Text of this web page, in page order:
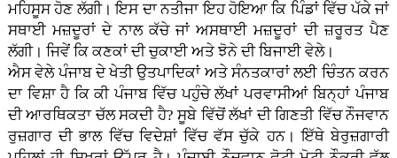
ਮਹਿਸੂਸ ਹੋਣ ਲੱਗੀ। ਇਸ ਦਾ ਨਤੀਜਾ ਇਹ ਹੋਇਆ ਕਿ ਪਿੰਡਾਂ ਵਿੱਚ ਪੱਕੇ ਜਾਂ
ਸਥਾਈ ਮਜ਼ਦੂਰਾਂ ਦੇ ਨਾਲ ਕੱਚੇ ਜਾਂ ਅਸਥਾਈ ਮਜ਼ਦੂਰਾਂ ਦੀ ਜ਼ਰੂਰਤ ਪੈਣ
ਲੱਗੀ। ਜਿਵੇਂ ਕਿ ਕਣਕਾਂ ਦੀ ਚੁਕਾਈ ਅਤੇ ਝੋਨੇ ਦੀ ਬਿਜਾਈ ਵੇਲੇ।
ਐਸ ਵੇਲੇ ਪੰਜਾਬ ਦੇ ਖੇਤੀ ਉਤਪਾਦਿਕਾਂ ਅਤੇ ਸੰਨਤਕਾਰਾਂ ਲਈ ਚਿੰਤਨ ਕਰਨ
ਦਾ ਵਿਸ਼ਾ ਹੈ ਕਿ ਕੀ ਪੰਜਾਬ ਵਿੱਚ ਪਹੁੰਚੇ ਲੱਖਾਂ ਪਰਵਾਸੀਆਂ ਬਿਨ੍ਹਾਂ ਪੰਜਾਬ
ਦੀ ਆਰਥਿਕਤਾ ਚੱਲ ਸਕਦੀ ਹੈ? ਸੂਬੇ ਵਿੱਚੋਂ ਲੱਖਾਂ ਦੀ ਗਿਣਤੀ ਵਿੱਚ ਨੌਜਵਾਨ
ਰੁਜ਼ਗਾਰ ਦੀ ਭਾਲ ਵਿੱਚ ਵਿਦੇਸ਼ਾਂ ਵਿੱਚ ਵੱਸ ਚੁੱਕੇ ਹਨ। ਇੱਥੇ ਬੇਰੁਜ਼ਗਾਰੀ